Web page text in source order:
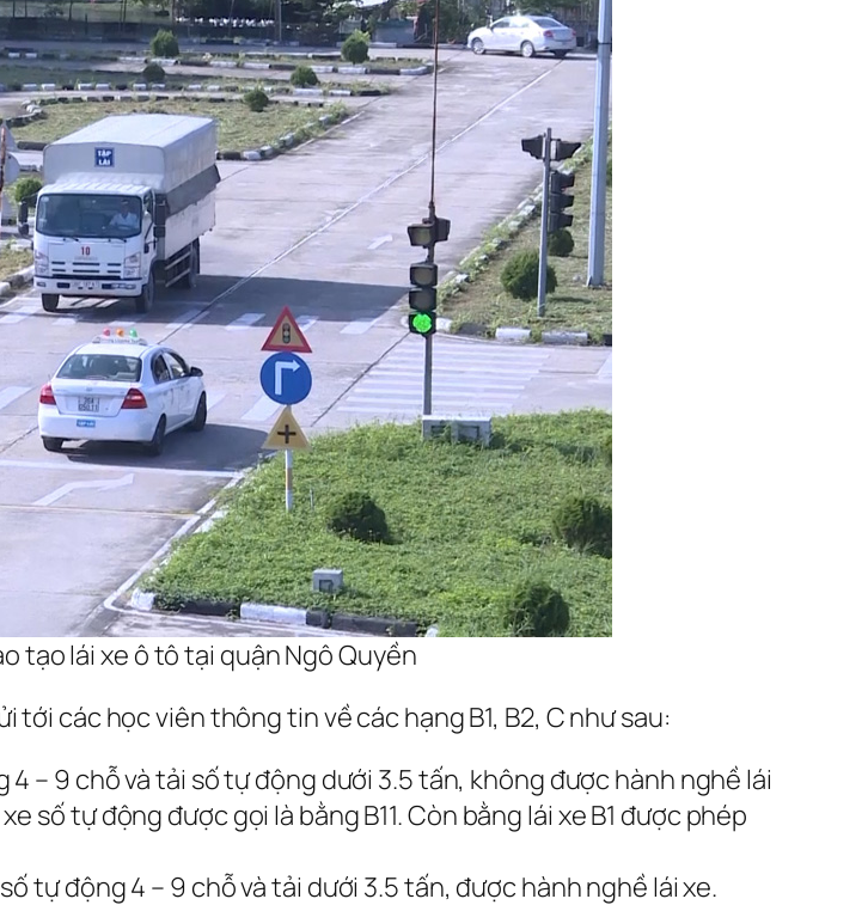
tạo lái xe ô tô tại quận Ngô Quyền
tới các học viên thông tin về các hạng B1, B2, C như sau:
– 9 chỗ và tải số tự động dưới 3.5 tấn, không được hành nghề lái
số tự động được gọi là bằng B11. Còn bằng lái xe B1 được phép
tự động 4 – 9 chỗ và tải dưới 3.5 tấn, được hành nghề lái xe.